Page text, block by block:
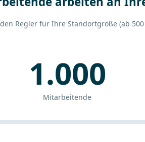
Regler für Ihre Standortgröße (ab
1.000
Mitarbeitende